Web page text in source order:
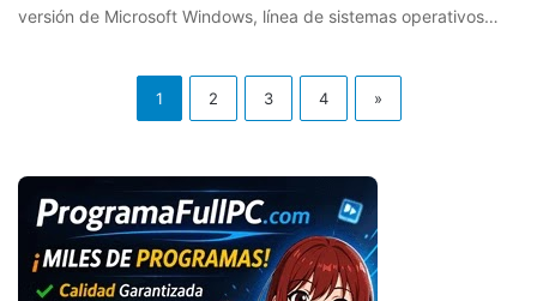
versión de Microsoft Windows, línea de sistemas operativos…
1 2 3 4 »